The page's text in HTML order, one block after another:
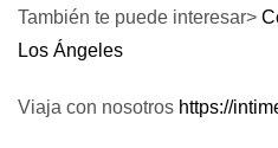
También te puede interesar>
Los Ángeles
Viaja con nosotros https://